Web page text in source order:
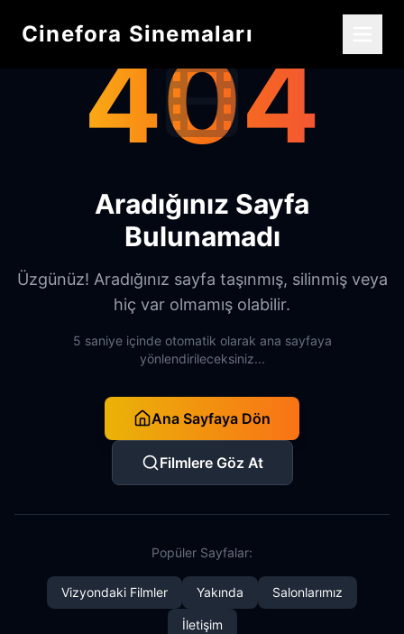
Cinefora Sinemaları
404
Aradığınız Sayfa
Bulunamadı
Üzgünüz! Aradığınız sayfa taşınmış, silinmiş veya
hiç var olmamış olabilir.
5 saniye içinde otomatik olarak ana sayfaya
yönlendirileceksiniz...
Ana Sayfaya Dön
Filmlere Göz At
Popüler Sayfalar:
Vizyondaki Filmler Yakında Salonlarımız
İletişim